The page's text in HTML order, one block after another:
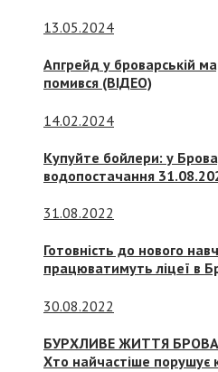
13.05.2024
Апгрейд у броварській
помився (ВІДЕО)
14.02.2024
Купуйте бойлери: у
водопостачання
31.08.2022
Готовність до нового
працюватимуть ліцеї в
30.08.2022
БУРХЛИВЕ ЖИТТЯ
Хто найчастіше порушує